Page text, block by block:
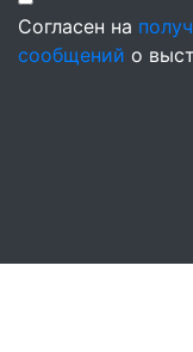
Согласен на
сообщений о